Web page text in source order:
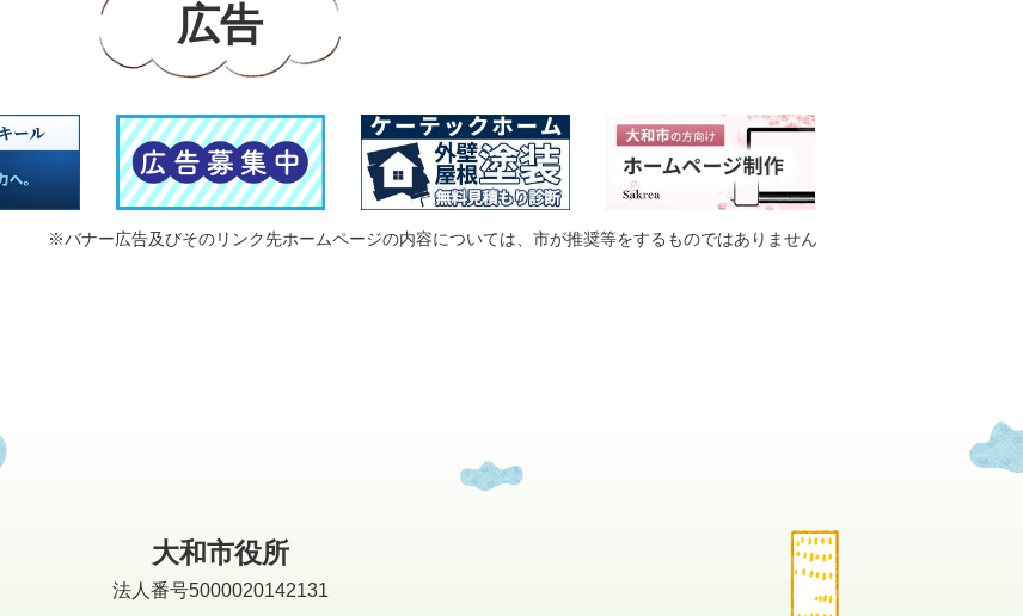
広告
※バナー広告及びそのリンク先ホームページの内容については、市が推奨等をするものではありません
大和市役所
法人番号5000020142131